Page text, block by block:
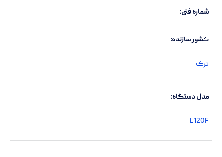
شماره فنی
کشور سازنده
ترک
مدل دستگاه
L120F